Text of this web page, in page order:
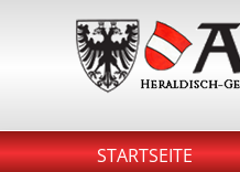
STARTSEITE